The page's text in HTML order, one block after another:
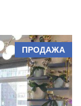
ПРОДАЖА